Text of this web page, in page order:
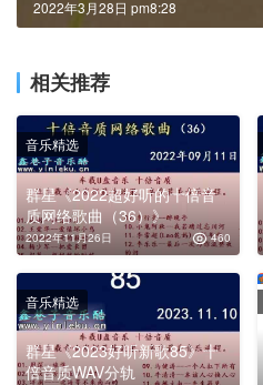
2022年3月28日 pm8:28
相关推荐
群星《2022超好听的十倍音
质网络歌曲（36）》
2022年11月26日 460
音乐精选
群星《2023好听新歌85》十
倍音质WAV分轨
音乐精选